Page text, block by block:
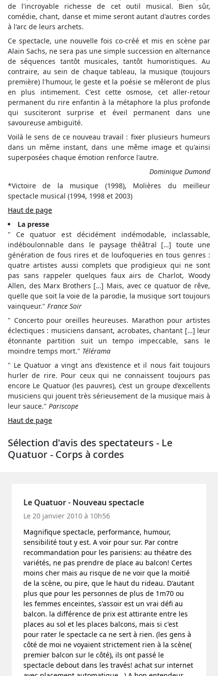
de l'incroyable richesse de cet outil musical. Bien sûr,
comédie, chant, danse et mime seront autant d'autres cordes
à l'arc de leurs archets.
Ce spectacle, une nouvelle fois co-créé et mis en scène par
Alain Sachs, ne sera pas une simple succession en alternance
de séquences tantôt musicales, tantôt humoristiques. Au
contraire, au sein de chaque tableau, la musique (toujours
première) l'humour, le geste et la poésie se mêleront de plus
en plus intimement. C'est cette osmose, cet aller-retour
permanent du rire enfantin à la métaphore la plus profonde
qui susciteront surprise et éveil permanent dans une
savoureuse ambiguïté.
Voilà le sens de ce nouveau travail : fixer plusieurs humeurs
dans un même instant, dans une même image et qu'ainsi
superposées chaque émotion renforce l'autre.
Dominique Dumond
*Victoire de la musique (1998), Molières du meilleur
spectacle musical (1994, 1998 et 2003)
Haut de page
La presse
" Ce quatuor est décidément indémodable, inclassable,
indéboulonnable dans le paysage théâtral […] toute une
génération de fous rires et de loufoqueries en tous genres :
quatre artistes aussi complets que prodigieux qui ne sont
pas sans rappeler quelques faux airs de Charlot, Woody
Allen, des Marx Brothers […] Mais, avec ce quatuor de rêve,
quelle que soit la voie de la parodie, la musique sort toujours
vainqueur." France Soir
" Concerto pour oreilles heureuses. Marathon pour artistes
éclectiques : musiciens dansant, acrobates, chantant […] leur
étonnante partition suit un tempo impeccable, sans le
moindre temps mort." Télérama
" Le Quatuor a vingt ans d’existence et il nous fait toujours
hurler de rire. Pour ceux qui ne connaissent toujours pas
encore Le Quatuor (les pauvres), c’est un groupe d’excellents
musiciens qui jouent très sérieusement de la musique mais à
leur sauce." Pariscope
Haut de page
Sélection d'avis des spectateurs - Le
Quatuor - Corps à cordes
Le Quatuor - Nouveau spectacle
Le 20 janvier 2010 à 10h56
Magnifique spectacle, performance, humour,
sensibilité tout y est. A voir pour sur. Par contre
recommandation pour les parisiens: au théatre des
variétés, ne pas prendre de place au balcon! Certes
moins cher mais au risque de ne voir que la moitié
de la scène, ou pire, que le haut du rideau. D'autant
plus que pour les personnes de plus de 1m70 ou
les femmes enceintes, s'assoir est un vrai défi au
balcon. la différence de prix est attirante entre les
places au sol et les places balcons, mais si c'est
pour rater le spectacle ca ne sert à rien. (les gens à
côté de moi ne voyaient strictement rien à la scène(
premier balcon sur le côté), ils ont passé le
spectacle debout dans les través! achat sur internet